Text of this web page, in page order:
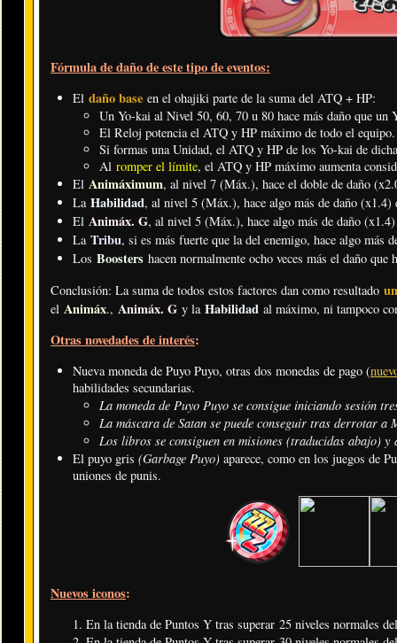
Fórmula de daño de este tipo de eventos:
El daño base en el ohajiki parte de la suma del ATQ + HP:
Un Yo-kai al Nivel 50, 60, 70 u 80 hace más daño que un
El Reloj potencia el ATQ y HP máximo de todo el equipo.
Si formas una Unidad, el ATQ y HP de los Yo-kai de
Al romper el límite, el ATQ y HP máximo aumenta
El Animáximum, al nivel 7 (Máx.), hace el doble de daño
La Habilidad, al nivel 5 (Máx.), hace algo más de daño (x1.4)
El Animáx. G, al nivel 5 (Máx.), hace algo más de daño
La Tribu, si es más fuerte que la del enemigo, hace algo más
Los Boosters hacen normalmente ocho veces más el daño que
Conclusión: La suma de todos estos factores dan como resultado
el Animáx., Animáx. G y la Habilidad al máximo, ni tampoco
Otras novedades de interés:
Nueva moneda de Puyo Puyo, otras dos monedas de pago (
habilidades secundarias.
La moneda de Puyo Puyo se consigue iniciando sesión
La máscara de Satan se puede conseguir tras derrotar a
Los libros se consiguen en misiones (traducidas abajo)
El puyo gris (Garbage Puyo) aparece, como en los juegos de
uniones de punis.
Nuevos iconos:
En la tienda de Puntos Y tras superar 25 niveles normales